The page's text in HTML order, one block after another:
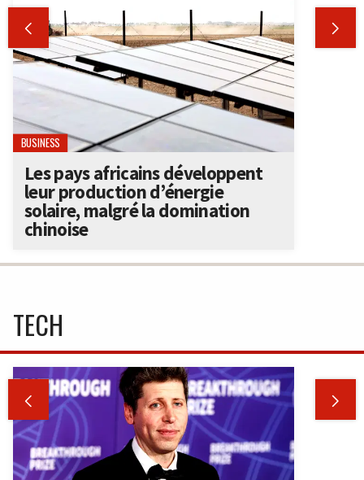
 
BUSINESS
Les pays africains développent
leur production d’énergie
solaire, malgré la domination
chinoise
TECH
 